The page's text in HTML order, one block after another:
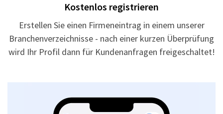
Kostenlos registrieren
Erstellen Sie einen Firmeneintrag in einem unserer
Branchenverzeichnisse - nach einer kurzen Überprüfung
wird Ihr Profil dann für Kundenanfragen freigeschaltet!